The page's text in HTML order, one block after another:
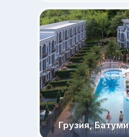
Грузия, Батуми